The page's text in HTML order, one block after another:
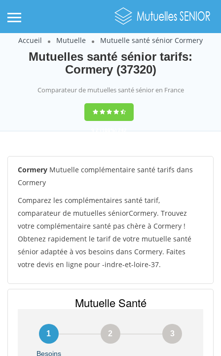
Accueil Mutuelle Mutuelle santé sénior Cormery
Mutuelles santé sénior tarifs:
Cormery (37320)
Comparateur de mutuelles santé sénior en France
9,2(100%)242
Cormery Mutuelle complémentaire santé tarifs dans
Cormery
Comparez les complémentaires santé tarif,
comparateur de mutuelles séniorCormery. Trouvez
votre complémentaire santé pas chère à Cormery !
Obtenez rapidement le tarif de votre mutuelle santé
sénior adaptée à vos besoins dans Cormery. Faites
votre devis en ligne pour -indre-et-loire-37.